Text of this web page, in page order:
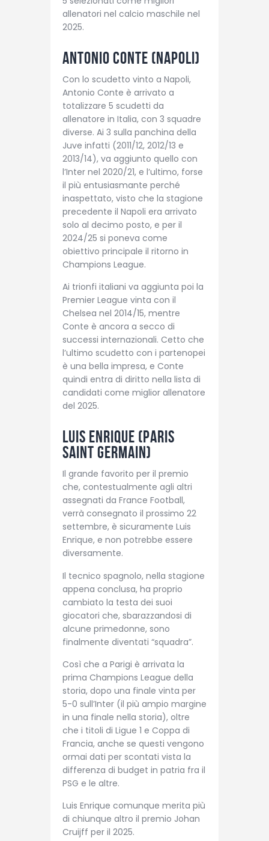
allenatori nel calcio maschile nel
2025.
Antonio Conte (Napoli)
Con lo scudetto vinto a Napoli,
Antonio Conte è arrivato a
totalizzare 5 scudetti da
allenatore in Italia, con 3 squadre
diverse. Ai 3 sulla panchina della
Juve infatti (2011/12, 2012/13 e
2013/14), va aggiunto quello con
l’Inter nel 2020/21, e l’ultimo, forse
il più entusiasmante perché
inaspettato, visto che la stagione
precedente il Napoli era arrivato
solo al decimo posto, e per il
2024/25 si poneva come
obiettivo principale il ritorno in
Champions League.
Ai trionfi italiani va aggiunta poi la
Premier League vinta con il
Chelsea nel 2014/15, mentre
Conte è ancora a secco di
successi internazionali. Cetto che
l’ultimo scudetto con i partenopei
è una bella impresa, e Conte
quindi entra di diritto nella lista di
candidati come miglior allenatore
del 2025.
Luis Enrique (Paris
Saint Germain)
Il grande favorito per il premio
che, contestualmente agli altri
assegnati da France Football,
verrà consegnato il prossimo 22
settembre, è sicuramente Luis
Enrique, e non potrebbe essere
diversamente.
Il tecnico spagnolo, nella stagione
appena conclusa, ha proprio
cambiato la testa dei suoi
giocatori che, sbarazzandosi di
alcune primedonne, sono
finalmente diventati “squadra”.
Così che a Parigi è arrivata la
prima Champions League della
storia, dopo una finale vinta per
5-0 sull’Inter (il più ampio margine
in una finale nella storia), oltre
che i titoli di Ligue 1 e Coppa di
Francia, anche se questi vengono
ormai dati per scontati vista la
differenza di budget in patria fra il
PSG e le altre.
Luis Enrique comunque merita più
di chiunque altro il premio Johan
Cruijff per il 2025.